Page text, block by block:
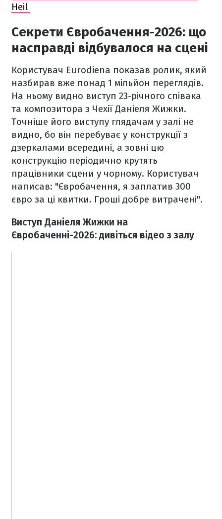
Heil
Секрети Євробачення-2026: що
насправді відбувалося на сцені
Користувач Eurodiena показав ролик, який
назбирав вже понад 1 мільйон переглядів.
На ньому видно виступ 23-річного співака
та композитора з Чехії Даніеля Жижки.
Точніше його виступу глядачам у залі не
видно, бо він перебуває у конструкції з
дзеркалами всередині, а зовні цю
конструкцію періодично крутять
працівники сцени у чорному. Користувач
написав: "Євробачення, я заплатив 300
євро за ці квитки. Гроші добре витрачені".
Виступ Даніеля Жижки на
Євробаченні-2026: дивіться відео з залу